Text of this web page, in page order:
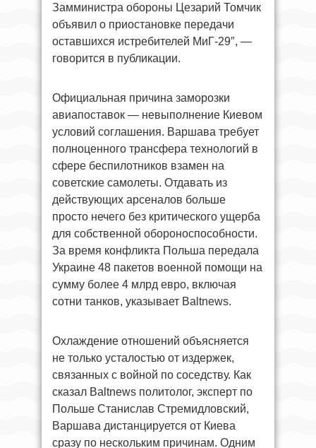
Замминистра обороны Цезарий Томчик
объявил о приостановке передачи
оставшихся истребителей МиГ-29″, —
говорится в публикации.
Официальная причина заморозки
авиапоставок — невыполнение Киевом
условий соглашения. Варшава требует
полноценного трансфера технологий в
сфере беспилотников взамен на
советские самолеты. Отдавать из
действующих арсеналов больше
просто нечего без критического ущерба
для собственной обороноспособности.
За время конфликта Польша передала
Украине 48 пакетов военной помощи на
сумму более 4 млрд евро, включая
сотни танков, указывает Baltnews.
Охлаждение отношений объясняется
не только усталостью от издержек,
связанных с войной по соседству. Как
сказал Baltnews политолог, эксперт по
Польше Станислав Стремидловский,
Варшава дистанцируется от Киева
сразу по нескольким причинам. Одним